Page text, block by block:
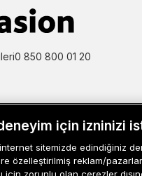
0 850 800 01 20
için izninizi
sitemizde edindiğiniz
özelleştirilmiş reklam/